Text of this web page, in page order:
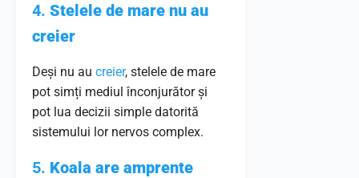
4. Stelele de mare nu au
creier
Deși nu au creier, stelele de mare
pot simți mediul înconjurător și
pot lua decizii simple datorită
sistemului lor nervos complex.
5. Koala are amprente